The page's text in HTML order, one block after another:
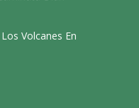
Volcanes En